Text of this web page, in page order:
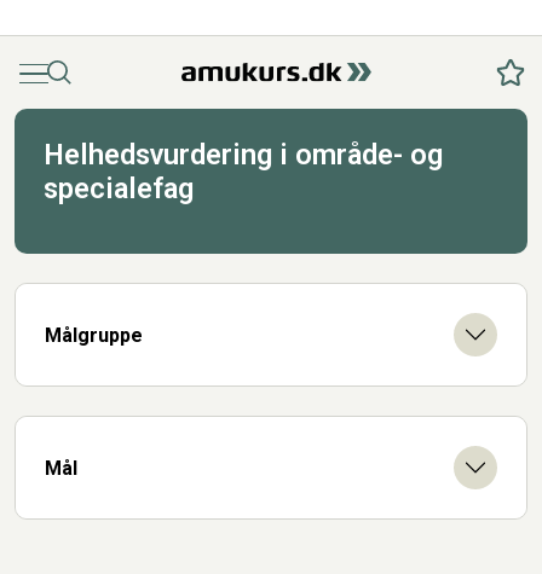
MenuSøg
Helhedsvurdering i område- og
specialefag
Målgruppe
Mål